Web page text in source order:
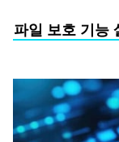
파일 보호 기능